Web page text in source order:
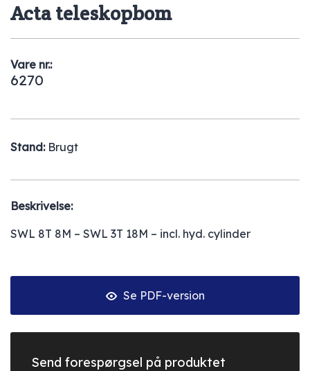
Acta teleskopbom
Vare nr.:
6270
Stand: Brugt
Beskrivelse:
SWL 8T 8M – SWL 3T 18M – incl. hyd. cylinder
Se PDF-version
Send forespørgsel på produktet